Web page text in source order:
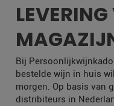
Bij
bestelde wijn in huis
morgen. Op basis van
distribiteurs in